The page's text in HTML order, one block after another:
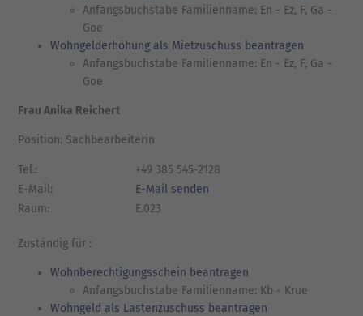
Anfangsbuchstabe Familienname: En - Ez, F, Ga -
Goe
Wohngelderhöhung als Mietzuschuss beantragen
Anfangsbuchstabe Familienname: En - Ez, F, Ga -
Goe
Frau Anika Reichert
Position: Sachbearbeiterin
Tel.:
+49 385 545-2128
E-Mail:
E-Mail senden
Raum:
E.023
Zuständig für :
Wohnberechtigungsschein beantragen
Anfangsbuchstabe Familienname: Kb - Krue
Wohngeld als Lastenzuschuss beantragen